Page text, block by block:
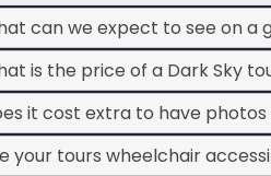
can we expect to see on a
is the price of a Dark Sky
it cost extra to have photos
your tours wheelchair